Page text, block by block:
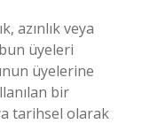
azınlık veya
üyeleri
üyelerine
bir
tarihsel olarak